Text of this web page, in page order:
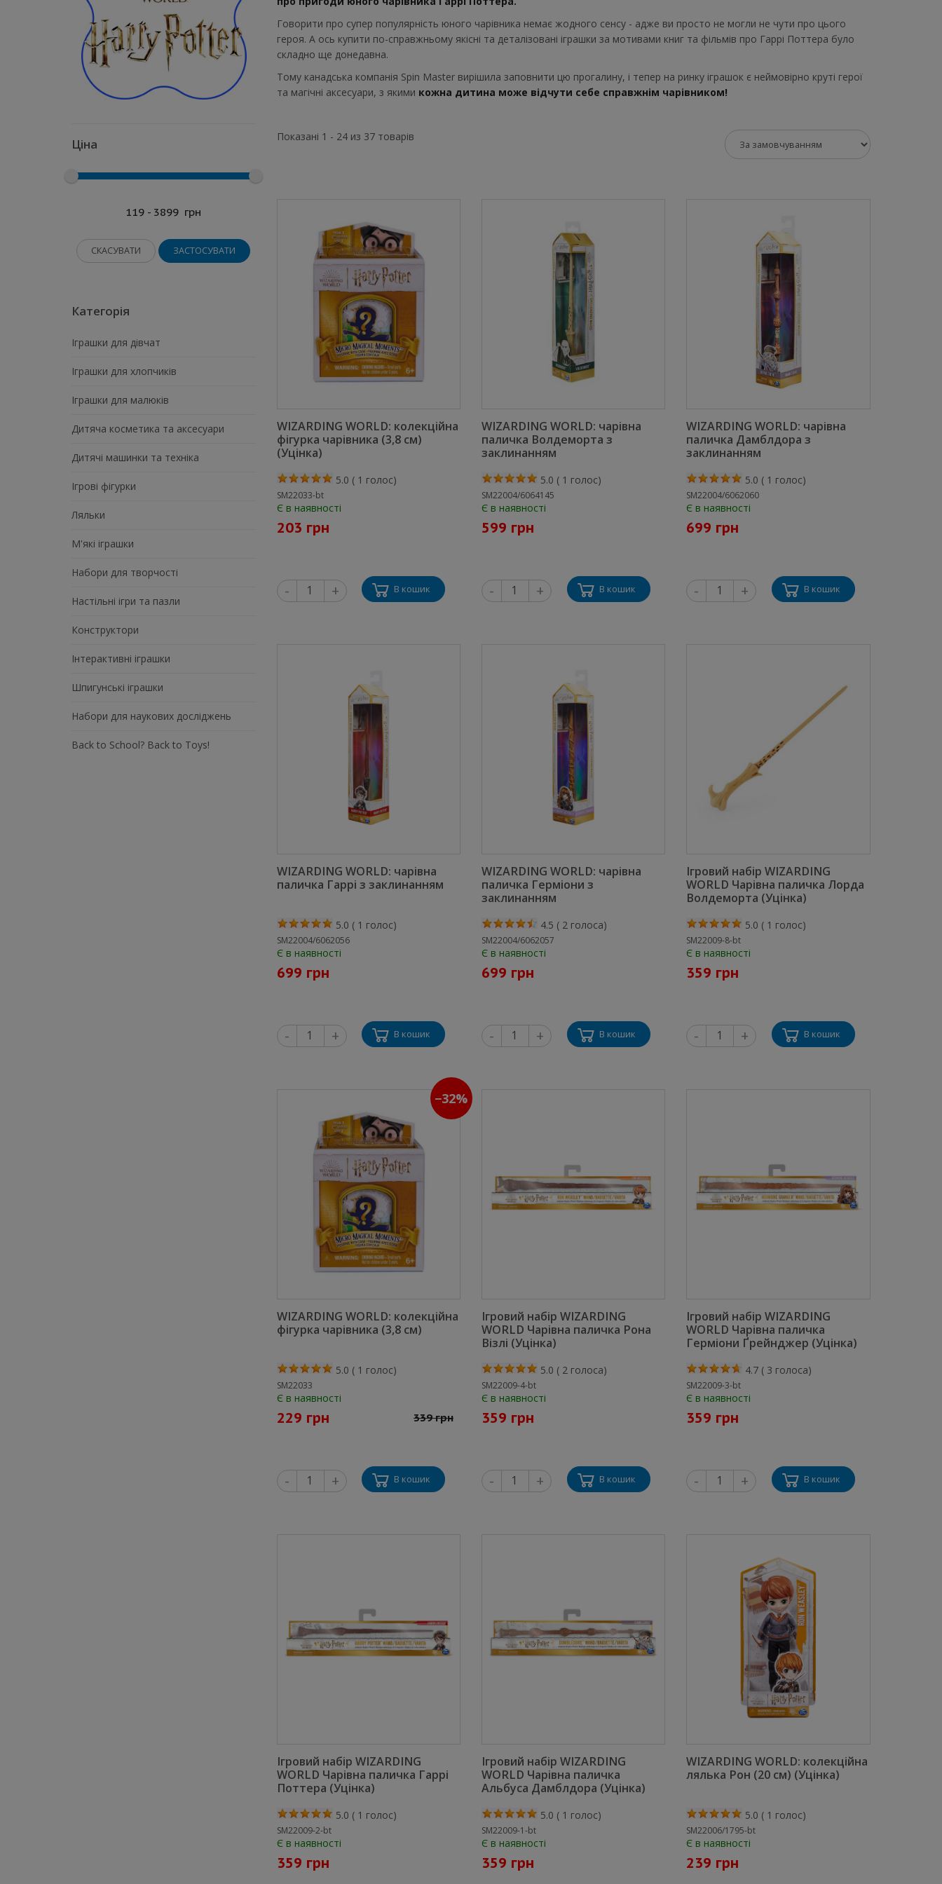
Ціна
119 - 3899 грн
СКАСУВАТИ ЗАСТОСУВАТИ
Категорія
Іграшки для дівчат
Іграшки для хлопчиків
Іграшки для малюків
Дитяча косметика та аксесуари
Дитячі машинки та техніка
Ігрові фігурки
Ляльки
М'які іграшки
Набори для творчості
Настільні ігри та пазли
Конструктори
Інтерактивні іграшки
Шпигунські іграшки
Набори для наукових досліджень
Back to School? Back to Toys!
Говорити про супер популярність юного чарівника немає жодного сенсу - адже ви просто не могли не чути про цього
героя. А ось купити по-справжньому якісні та деталізовані іграшки за мотивами книг та фільмів про Гаррі Поттера було
складно ще донедавна.
Тому канадська компанія Spin Master вирішила заповнити цю прогалину, і тепер на ринку іграшок є неймовірно круті герої
та магічні аксесуари, з якими кожна дитина може відчути себе справжнім чарівником!
Показані 1 - 24 из 37 товарів
WIZARDING WORLD: колекційна
фігурка чарівника (3,8 см)
(Уцінка)
5.0 ( 1 голос)
SM22033-bt
Є в наявності
203 грн
- + В кошик
WIZARDING WORLD: чарівна
паличка Волдеморта з
заклинанням
5.0 ( 1 голос)
SM22004/6064145
Є в наявності
599 грн
- + В кошик
WIZARDING WORLD: чарівна
паличка Дамблдора з
заклинанням
5.0 ( 1 голос)
SM22004/6062060
Є в наявності
699 грн
- + В кошик
WIZARDING WORLD: чарівна
паличка Гаррі з заклинанням
5.0 ( 1 голос)
SM22004/6062056
Є в наявності
699 грн
- + В кошик
WIZARDING WORLD: чарівна
паличка Герміони з
заклинанням
4.5 ( 2голоса)
SM22004/6062057
Є в наявності
699 грн
- + В кошик
Ігровий набір WIZARDING
WORLD Чарівна паличка Лорда
Волдеморта (Уцінка)
5.0 ( 1 голос)
SM22009-8-bt
Є в наявності
359 грн
- + В кошик
−32%
WIZARDING WORLD: колекційна
фігурка чарівника (3,8 см)
5.0 ( 1 голос)
SM22033
Є в наявності
229 грн 339 грн
- + В кошик
Ігровий набір WIZARDING
WORLD Чарівна паличка Рона
Візлі (Уцінка)
5.0 ( 2голоса)
SM22009-4-bt
Є в наявності
359 грн
- + В кошик
Ігровий набір WIZARDING
WORLD Чарівна паличка
Герміони Ґрейнджер (Уцінка)
4.7 ( 3 голоса)
SM22009-3-bt
Є в наявності
359 грн
- + В кошик
Ігровий набір WIZARDING
WORLD Чарівна паличка Гаррі
Поттера (Уцінка)
5.0 ( 1 голос)
SM22009-2-bt
Є в наявності
359 грн
Ігровий набір WIZARDING
WORLD Чарівна паличка
Альбуса Дамблдора (Уцінка)
5.0 ( 1 голос)
SM22009-1-bt
Є в наявності
359 грн
WIZARDING WORLD: колекційна
лялька Рон (20 см) (Уцінка)
5.0 ( 1 голос)
SM22006/1795-bt
Є в наявності
239 грн